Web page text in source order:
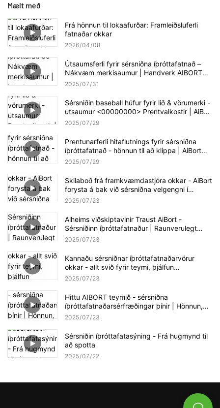
Mælt með
Frá hönnun til lokaafurðar: Framleiðsluferli
fatnaðar okkar
2026 04 08
Útsaumsferli fyrir sérsniðna íþróttafatnað –
Nákvæm merkisaumur | Handverk AIBORT
verksmiðjunnar
2025 07 31
Sérsniðin baseball húfur fyrir lið & vörumerki -
útsaumur <00000000> Prentvalkostir | AiBort
Cap Collection
2025 07 29
Prentunarferli hitaflutnings fyrir sérsniðna
íþróttafatnað - hönnun til að klippa | AiBort
Production Workflow
2025 07 29
Skilaboð frá framkvæmdastjóra okkar - AiBort
forysta á bak við sérsniðna velgengni í
íþróttafötum
2025 07 23
Alheims viðskiptavinir Traust AiBort -
Sérsniðinn íþróttafatnaður | Raunverulegt
samstarf, raunverulegur árangur
2025 07 23
Kannaðu sérsniðnar íþróttafatnaðarvörur
okkar - allt svið fyrir teymi, þjálfun
<00000000> Viðburðir | AiBort Apparel
2025 07 23
Hittu AIBORT teymið - sérsniðna
íþróttafatnaðarsérfræðingar þínir | Hönnun,
sala & framleiðslustuðningur
2025 07 23
Sérsniðin íþróttafatasýning - Frá hugmynd til
að spotta
2025 07 22